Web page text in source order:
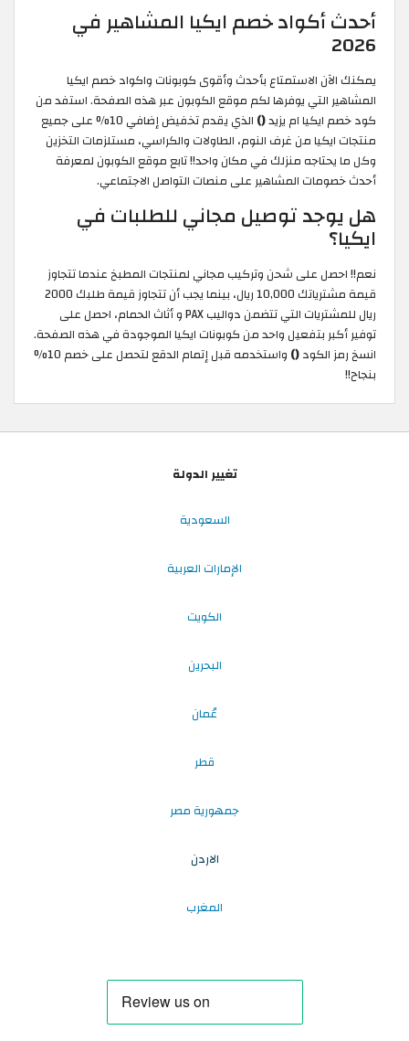
أحدث أكواد خصم ايكيا المشاهير في
2026
يمكنك الآن الاستمتاع بأحدث وأقوى كوبونات واكواد خصم ايكيا
المشاهير التي يوفرها لكم موقع الكوبون عبر هذه الصفحة. استفد من
كود خصم ايكيا ام يزيد()
الذي يقدم تخفيض إضافي 10% على جميع
منتجات ايكيا من غرف النوم، الطاولات والكراسي، مستلزمات التخزين
وكل ما يحتاجه منزلك في مكان واحد!! تابع موقع الكوبون لمعرفة
أحدث خصومات المشاهير على منصات التواصل الاجتماعي.
هل يوجد توصيل مجاني للطلبات في
ايكيا؟
نعم!! احصل على شحن وتركيب مجاني لمنتجات المطبخ عندما تتجاوز
قيمة مشترياتك 10,000 ريال، بينما يجب أن تتجاوز قيمة طلبك 2000
ريال للمشتريات التي تتضمن دواليب PAX و أثاث الحمام، احصل على
توفير أكبر بتفعيل واحد من كوبونات ايكيا الموجودة في هذه الصفحة.
انسخ رمز الكود()
واستخدمه قبل إتمام الدقع لتحصل على خصم 10%
بنجاح!!
تغيير الدولة
السعودية
الإمارات العربية
الكويت
البحرين
عُمان
قطر
جمهورية مصر
الاردن
المغرب